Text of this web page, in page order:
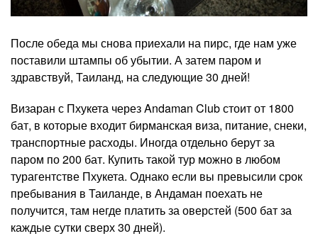
После обеда мы снова приехали на пирс, где нам уже
поставили штампы об убытии. А затем паром и
здравствуй, Таиланд, на следующие 30 дней!
Визаран с Пхукета через Andaman Club стоит от 1800
бат, в которые входит бирманская виза, питание, снеки,
транспортные расходы. Иногда отдельно берут за
паром по 200 бат. Купить такой тур можно в любом
турагентстве Пхукета. Однако если вы превысили срок
пребывания в Таиланде, в Андаман поехать не
получится, там негде платить за оверстей (500 бат за
каждые сутки сверх 30 дней).